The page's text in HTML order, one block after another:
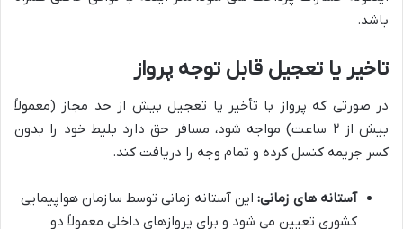
باشد.
تاخیر یا تعجیل قابل توجه پرواز
در صورتی که پرواز با تأخیر یا تعجیل بیش از حد مجاز (معمولاً
بیش از ۲ ساعت) مواجه شود، مسافر حق دارد بلیط خود را بدون
کسر جریمه کنسل کرده و تمام وجه را دریافت کند.
آستانه های زمانی: این آستانه زمانی توسط سازمان هواپیمایی
کشوری تعیین می شود و برای پروازهای داخلی معمولاً دو